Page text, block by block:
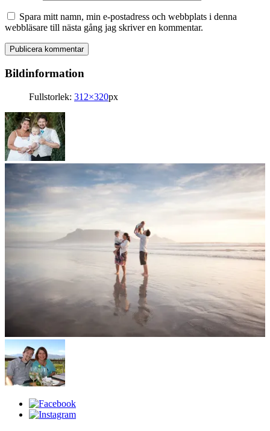
Spara mitt namn, min e-postadress och webbplats i denna
webbläsare till nästa gång jag skriver en kommentar.
Bildinformation
Fullstorlek: 312×320px